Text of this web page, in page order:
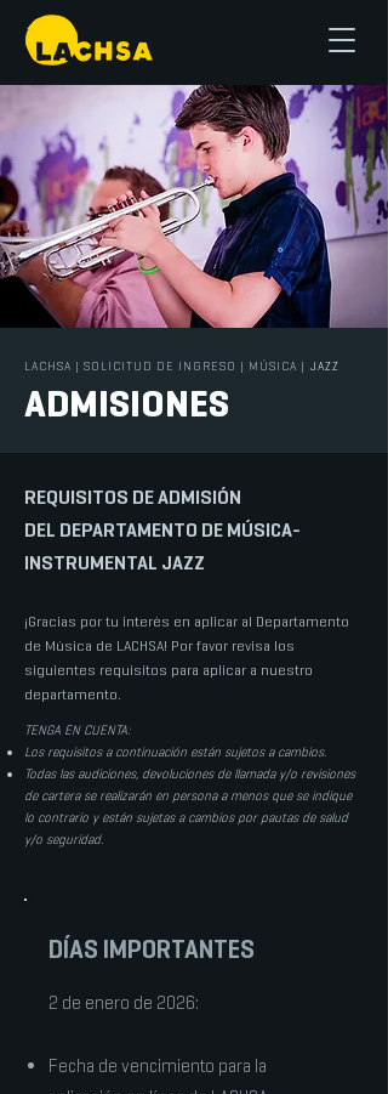
LACHSA | SOLICITUD DE INGRESO | MÚSICA | JAZZ
ADMISIONES
REQUISITOS DE ADMISIÓN
DEL DEPARTAMENTO DE MÚSICA-
INSTRUMENTAL JAZZ
¡Gracias por tu interés en aplicar al Departamento
de Música de LACHSA! Por favor revisa los
siguientes requisitos para aplicar a nuestro
departamento.
TENGA EN CUENTA:
Los requisitos a continuación están sujetos a cambios.
Todas las audiciones, devoluciones de llamada y/o revisiones
de cartera se realizarán en persona a menos que se indique
lo contrario y están sujetas a cambios por pautas de salud
y/o seguridad.
DÍAS IMPORTANTES
2 de enero de 2026:
Fecha de vencimiento para la